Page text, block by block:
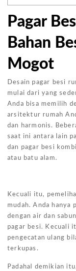
Pagar
Bahan
Mogot
Desain pagar besi
mulai dari yang
Anda bisa memilih
arsitektur rumah
dan harmonis.
saat ini antara lain
dan pagar besi
atau batu alam.
Kecuali itu,
mudah. Anda hanya
dengan air dan
pagar besi. Kecuali
pengecatan ulang
terkupas.
Padahal demikian